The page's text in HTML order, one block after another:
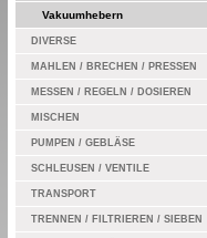
Vakuumhebern
DIVERSE
MAHLEN / BRECHEN / PRESSEN
MESSEN / REGELN / DOSIEREN
MISCHEN
PUMPEN / GEBLÄSE
SCHLEUSEN / VENTILE
TRANSPORT
TRENNEN / FILTRIEREN / SIEBEN